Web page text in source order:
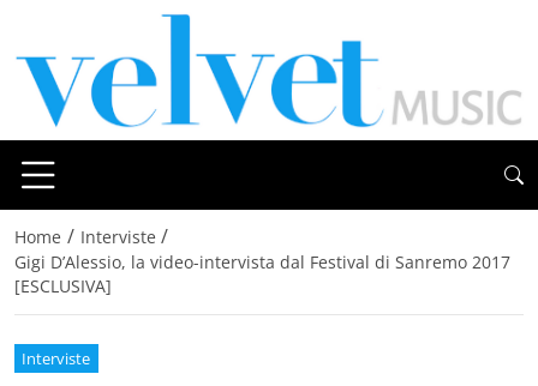
Home / Interviste /
Gigi D’Alessio, la video-intervista dal Festival di Sanremo 2017
[ESCLUSIVA]
Interviste